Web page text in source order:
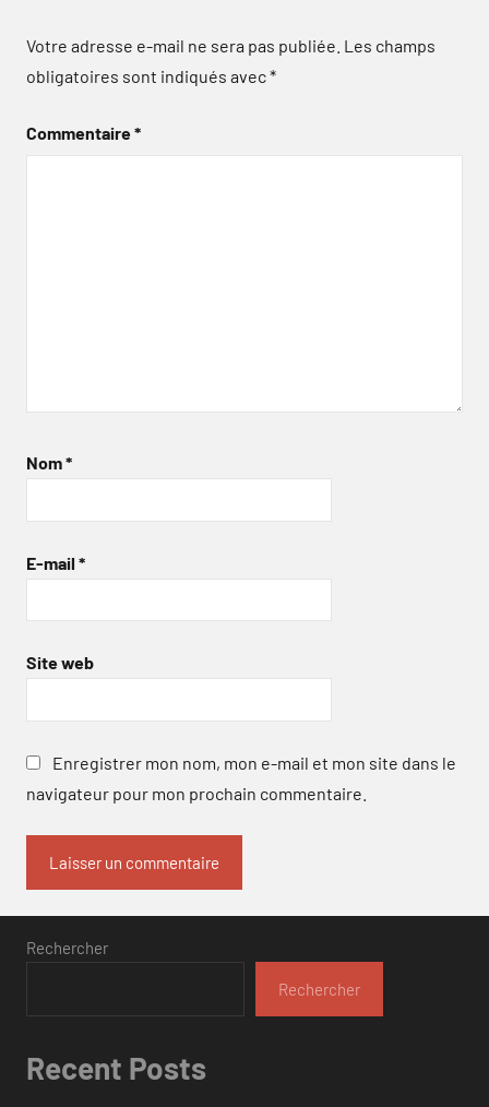
Votre adresse e-mail ne sera pas publiée. Les champs
obligatoires sont indiqués avec*
Commentaire*
Nom*
E-mail *
Site web
Enregistrer mon nom, mon e-mail et mon site dans le
navigateur pour mon prochain commentaire.
Rechercher
Rechercher
Recent Posts